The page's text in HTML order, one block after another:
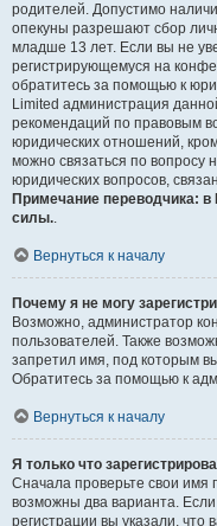
родителей. Допустимо
опекуны разрешают сбор
младше 13 лет. Если вы не
регистрирующемуся на
обратитесь за помощью к
Limited администрация
рекомендаций по правовым
юридических отношений,
можно связаться по вопросу
юридических вопросов,
Примечание переводчика:
силы..
Вернуться к началу
Почему я не могу
Возможно, администратор
пользователей. Также
запретил имя, под которым
Обратитесь за помощью к
Вернуться к началу
Я только что
Сначала проверьте свои имя
возможны два варианта.
регистрации вы указали,